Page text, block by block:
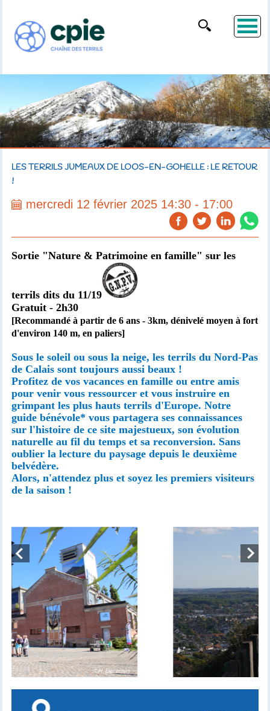
LES TERRILS JUMEAUX DE LOOS-EN-GOHELLE : LE RETOUR
!
mercredi 12 février 2025 14:30 - 17:00
Sortie "Nature & Patrimoine en famille" sur les
terrils dits du 11/19
Gratuit - 2h30
[Recommandé à partir de 6 ans - 3km, dénivelé moyen à fort
d'environ 140 m, en paliers]
Sous le soleil ou sous la neige, les terrils du Nord-Pas
de Calais sont toujours aussi beaux !
Profitez de vos vacances en famille ou entre amis
pour venir vous ressourcer et vous instruire en
grimpant les plus hauts terrils d'Europe. Notre
guide bénévole* vous partagera ses connaissances
sur l'histoire de ce site majestueux, son évolution
naturelle au fil du temps et sa reconversion. Sans
oublier la lecture du paysage depuis le deuxième
belvédère.
Alors, n'attendez plus et soyez les premiers visiteurs
de la saison !